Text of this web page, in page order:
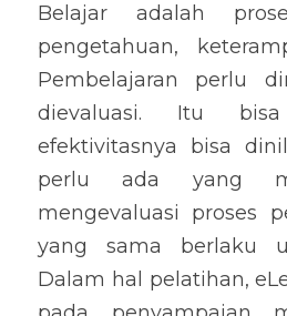
Belajar adalah
pengetahuan,
Pembelajaran perlu
dievaluasi. Itu
efektivitasnya bisa
perlu ada yang
mengevaluasi proses
yang sama berlaku
Dalam hal pelatihan,